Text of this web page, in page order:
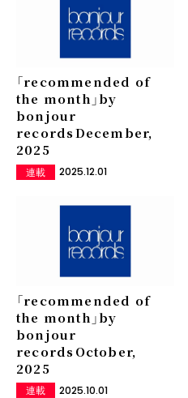
「recommended of
the month」by
bonjour
records――December,
2025
連載 2025.12.01
「recommended of
the month」by
bonjour
records――October,
2025
連載 2025.10.01